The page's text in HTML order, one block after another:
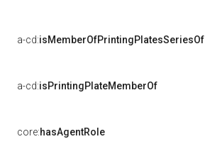
a-cd:isMemberOfPrintingPlatesSeriesOf
a-cd:isPrintingPlateMemberOf
core:hasAgentRole